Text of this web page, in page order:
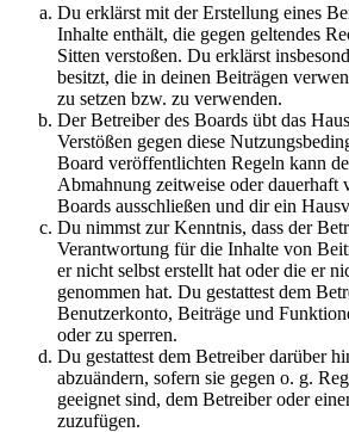
Du erklärst mit der Erstellung eines
Inhalte enthält, die gegen geltendes
Sitten verstoßen. Du erklärst
besitzt, die in deinen Beiträgen
zu setzen bzw. zu verwenden.
Der Betreiber des Boards übt das
Verstößen gegen diese
Board veröffentlichten Regeln kann
Abmahnung zeitweise oder dauerhaft
Boards ausschließen und dir ein
Du nimmst zur Kenntnis, dass der
Verantwortung für die Inhalte von
er nicht selbst erstellt hat oder die er
genommen hat. Du gestattest dem
Benutzerkonto, Beiträge und
oder zu sperren.
Du gestattest dem Betreiber darüber
abzuändern, sofern sie gegen o. g.
geeignet sind, dem Betreiber oder
zuzufügen.